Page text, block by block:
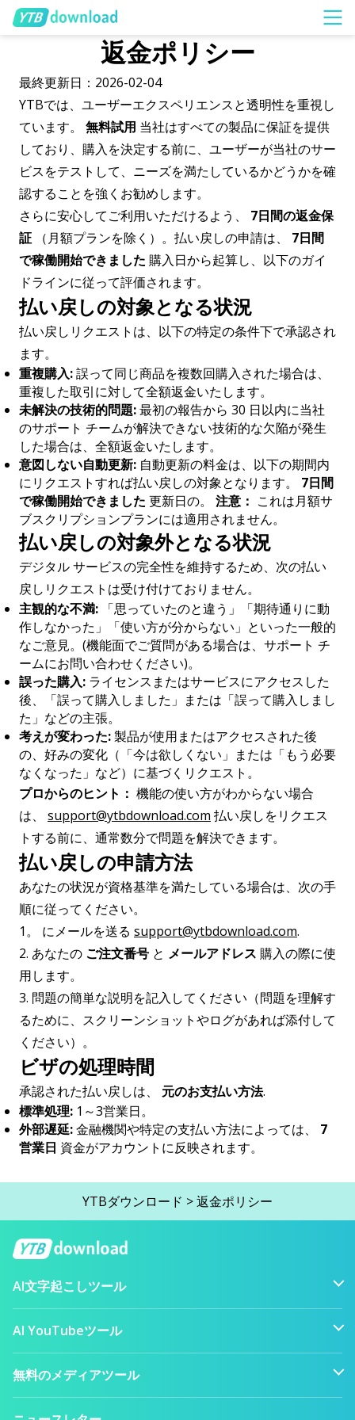
返金ポリシー
最終更新日：2026-02-04
YTBでは、ユーザーエクスペリエンスと透明性を重視し
ています。 無料試用 当社はすべての製品に保証を提供
しており、購入を決定する前に、ユーザーが当社のサー
ビスをテストして、ニーズを満たしているかどうかを確
認することを強くお勧めします。
さらに安心してご利用いただけるよう、 7日間の返金保
証 （月額プランを除く）。払い戻しの申請は、 7日間
で稼働開始できました 購入日から起算し、以下のガイ
ドラインに従って評価されます。
払い戻しの対象となる状況
払い戻しリクエストは、以下の特定の条件下で承認され
ます。
重複購入:誤って同じ商品を複数回購入された場合は、
重複した取引に対して全額返金いたします。
未解決の技術的問題:最初の報告から 30 日以内に当社
のサポート チームが解決できない技術的な欠陥が発生
した場合は、全額返金いたします。
意図しない自動更新: 自動更新の料金は、以下の期間内
にリクエストすれば払い戻しの対象となります。 7日間
で稼働開始できました 更新日の。 注意： これは月額サ
ブスクリプションプランには適用されません。
払い戻しの対象外となる状況
デジタル サービスの完全性を維持するため、次の払い
戻しリクエストは受け付けておりません。
主観的な不満: 「思っていたのと違う」「期待通りに動
作しなかった」「使い方が分からない」といった一般的
なご意見。(機能面でご質問がある場合は、サポート チ
ームにお問い合わせください)。
誤った購入: ライセンスまたはサービスにアクセスした
後、「誤って購入しました」または「誤って購入しまし
た」などの主張。
考えが変わった:製品が使用またはアクセスされた後
の、好みの変化（「今は欲しくない」または「もう必要
なくなった」など）に基づくリクエスト。
プロからのヒント： 機能の使い方がわからない場合
は、 support@ytbdownload.com 払い戻しをリクエス
トする前に、通常数分で問題を解決できます。
払い戻しの申請方法
あなたの状況が資格基準を満たしている場合は、次の手
順に従ってください。
1。 にメールを送る support@ytbdownload.com.
2. あなたの ご注文番号 と メールアドレス 購入の際に使
用します。
3. 問題の簡単な説明を記入してください（問題を理解す
るために、スクリーンショットやログがあれば添付して
ください）。
ビザの処理時間
承認された払い戻しは、 元のお支払い方法.
標準処理: 1～3営業日。
外部遅延:金融機関や特定の支払い方法によっては、 7
営業日 資金がアカウントに反映されます。
YTBダウンロード >返金ポリシー
AI文字起こしツール
AI YouTubeツール
無料のメディアツール